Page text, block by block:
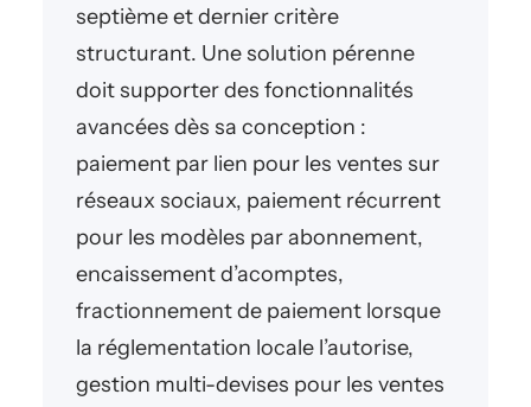
septième et dernier critère
structurant. Une solution pérenne
doit supporter des fonctionnalités
avancées dès sa conception :
paiement par lien pour les ventes sur
réseaux sociaux, paiement récurrent
pour les modèles par abonnement,
encaissement d’acomptes,
fractionnement de paiement lorsque
la réglementation locale l’autorise,
gestion multi-devises pour les ventes